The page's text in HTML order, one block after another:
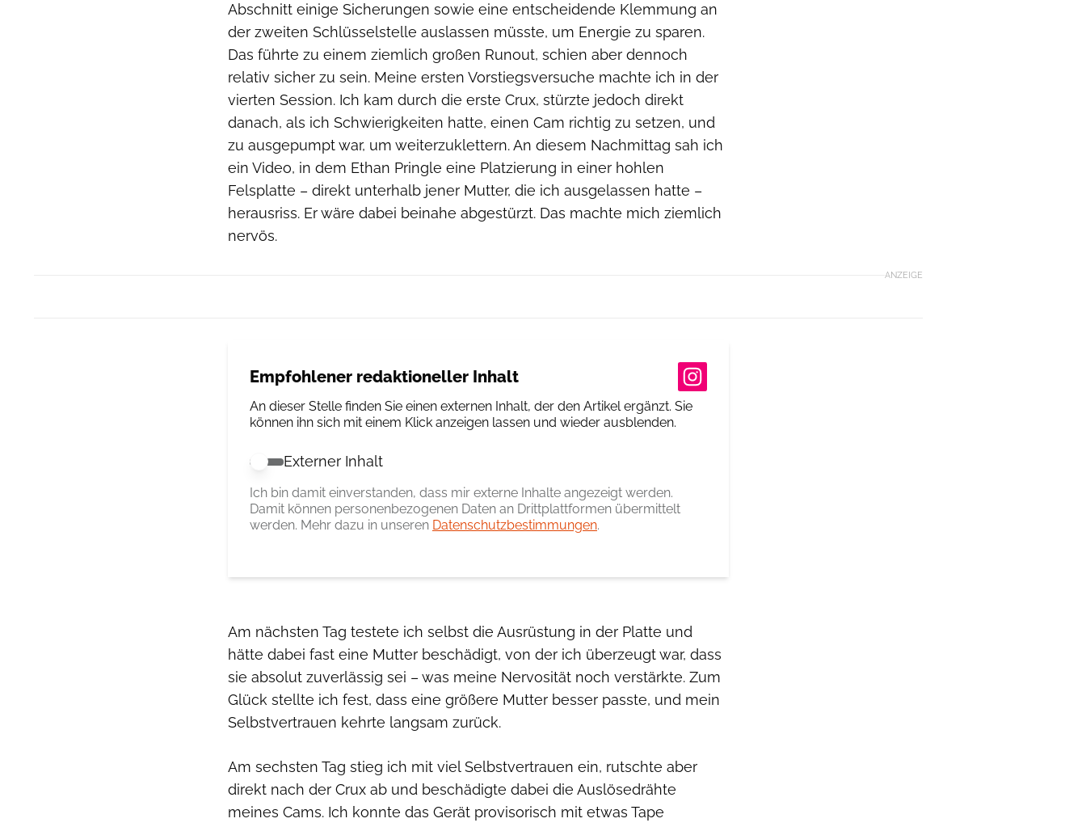
Abschnitt einige Sicherungen sowie eine entscheidende Klemmung an
der zweiten Schlüsselstelle auslassen müsste, um Energie zu sparen.
Das führte zu einem ziemlich großen Runout, schien aber dennoch
relativ sicher zu sein. Meine ersten Vorstiegsversuche machte ich in der
vierten Session. Ich kam durch die erste Crux, stürzte jedoch direkt
danach, als ich Schwierigkeiten hatte, einen Cam richtig zu setzen, und
zu ausgepumpt war, um weiterzuklettern. An diesem Nachmittag sah ich
ein Video, in dem Ethan Pringle eine Platzierung in einer hohlen
Felsplatte – direkt unterhalb jener Mutter, die ich ausgelassen hatte –
herausriss. Er wäre dabei beinahe abgestürzt. Das machte mich ziemlich
nervös.
ANZEIGE
Empfohlener redaktioneller Inhalt
An dieser Stelle finden Sie einen externen Inhalt, der den Artikel ergänzt. Sie
können ihn sich mit einem Klick anzeigen lassen und wieder ausblenden.
Externer Inhalt erlauben
Externer Inhalt
Ich bin damit einverstanden, dass mir externe Inhalte angezeigt werden.
Damit können personenbezogenen Daten an Drittplattformen übermittelt
werden. Mehr dazu in unseren Datenschutzbestimmungen.
Am nächsten Tag testete ich selbst die Ausrüstung in der Platte und
hätte dabei fast eine Mutter beschädigt, von der ich überzeugt war, dass
sie absolut zuverlässig sei – was meine Nervosität noch verstärkte. Zum
Glück stellte ich fest, dass eine größere Mutter besser passte, und mein
Selbstvertrauen kehrte langsam zurück.
Am sechsten Tag stieg ich mit viel Selbstvertrauen ein, rutschte aber
direkt nach der Crux ab und beschädigte dabei die Auslösedrähte
meines Cams. Ich konnte das Gerät provisorisch mit etwas Tape